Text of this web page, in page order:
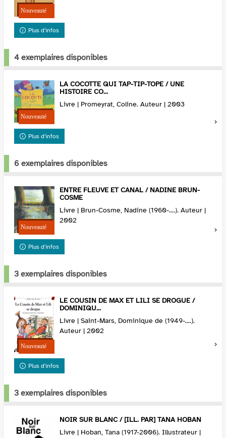
Plus d'infos
4 exemplaires disponibles
LA COCOTTE QUI TAP-TIP-TOPE / UNE
HISTOIRE CO...
Livre | Promeyrat, Coline. Auteur | 2003
Plus d'infos
6 exemplaires disponibles
ENTRE FLEUVE ET CANAL / NADINE BRUN-
COSME
Livre | Brun-Cosme, Nadine (1960-....). Auteur |
2002
Plus d'infos
3 exemplaires disponibles
LE COUSIN DE MAX ET LILI SE DROGUE /
DOMINIQU...
Livre | Saint-Mars, Dominique de (1949-....).
Auteur | 2002
Plus d'infos
3 exemplaires disponibles
NOIR SUR BLANC / [ILL. PAR] TANA HOBAN
Livre | Hoban, Tana (1917-2006). Illustrateur |